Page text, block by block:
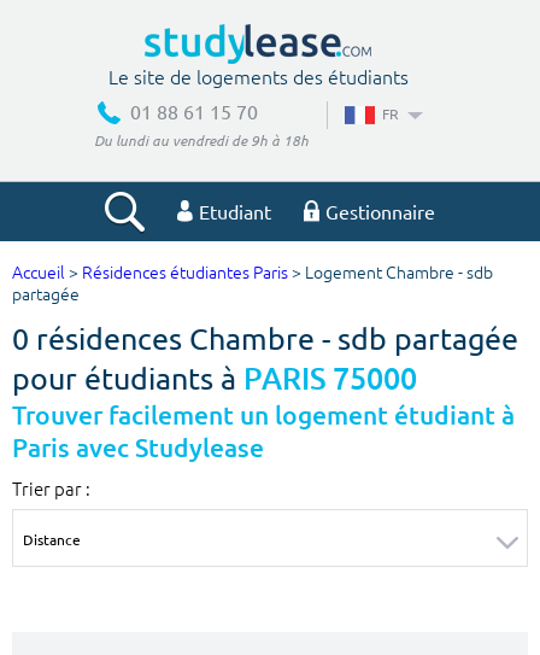
Le site de logements des étudiants
01 88 61 15 70
Du lundi au vendredi de 9h à 18h
FR
Etudiant Gestionnaire
Votre recherche
Ville, école
Budget min
€ €
Surface min Surface max
Accueil > Résidences étudiantes Paris > Logement Chambre - sdb
partagée
0 résidences Chambre - sdb partagée
pour étudiants à PARIS 75000
Trouver facilement un logement étudiant à
Paris avec Studylease
Trier par :